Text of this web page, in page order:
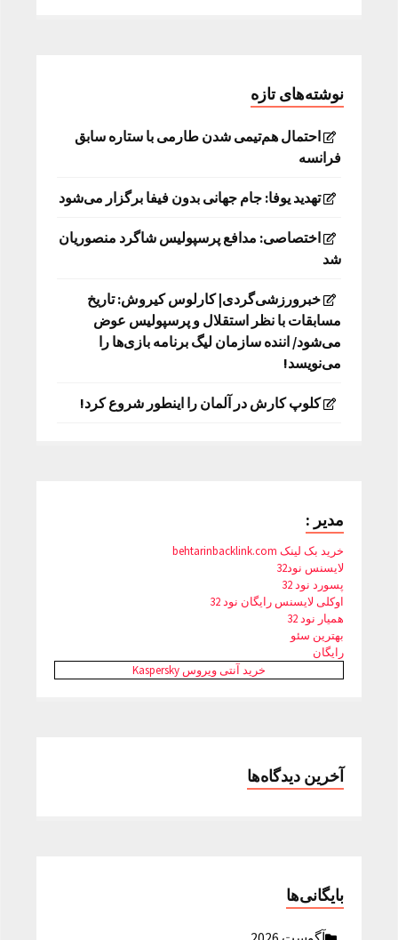
نوشته‌های تازه
احتمال هم‌تیمی شدن طارمی با ستاره سابق
فرانسه
تهدید یوفا: جام جهانی بدون فیفا برگزار می‌شود
اختصاصی: مدافع پرسپولیس شاگرد منصوریان
شد
خبرورزشی‌گردی| کارلوس کیروش: تاریخ
مسابقات با نظر استقلال و پرسپولیس عوض
می‌شود/ اننده سازمان لیگ برنامه بازی‌ها را
می‌نویسد!
کلوپ کارش در آلمان را اینطور شروع کرد!
مدیر :
خرید بک لینک behtarinbacklink.com
لایسنس نود32
پسورد نود 32
اوکلی لایسنس رایگان نود 32
همیار نود 32
بهترین سئو
رایگان
خرید آنتی ویروس Kaspersky
آخرین دیدگاه‌ها
بایگانی‌ها